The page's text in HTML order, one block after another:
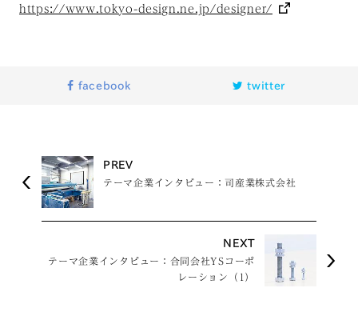
https://www.tokyo-design.ne.jp/designer/
facebook twitter
PREV
テーマ企業インタビュー：司産業株式会社
NEXT
テーマ企業インタビュー：合同会社YSコーポ
レーション（1）